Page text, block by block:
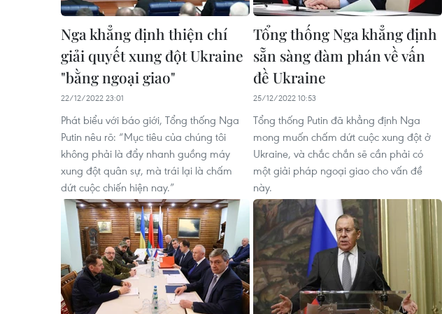
Nga khẳng định thiện chí
giải quyết xung đột Ukraine
"bằng ngoại giao"
22/12/2022 23:01
Phát biểu với báo giới, Tổng thống Nga
Putin nêu rõ: “Mục tiêu của chúng tôi
không phải là đẩy nhanh guồng máy
xung đột quân sự, mà trái lại là chấm
dứt cuộc chiến hiện nay.”
Tổng thống Nga khẳng định
sẵn sàng đàm phán về vấn
đề Ukraine
25/12/2022 10:53
Tổng thống Putin đã khẳng định Nga
mong muốn chấm dứt cuộc xung đột ở
Ukraine, và chắc chắn sẽ cần phải có
một giải pháp ngoại giao cho vấn đề
này.